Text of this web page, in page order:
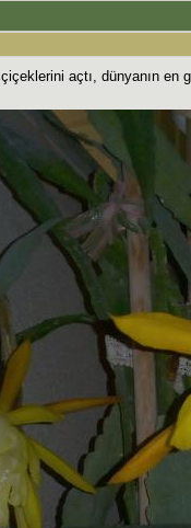
açtı, dünyanın en